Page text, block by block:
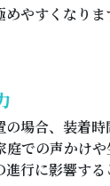
やすくなりま
の場合、装着
庭での声かけ
進行に影響する